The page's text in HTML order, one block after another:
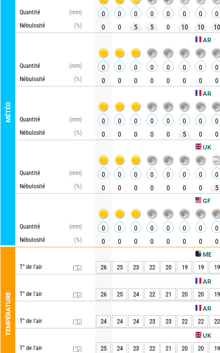
MÉTÉO
Quantité
(mm)
Nébulosité
(%)
AROME HD
Quantité
(mm)
Nébulosité
(%)
Quantité
(mm)
Nébulosité
(%)
UKMO
Quantité
(mm)
Nébulosité
(%)
Quantité
(mm)
Nébulosité
(%)
TEMPÉRATURE
METEO
T° de l'air (°C)
AROME HD
T° de l'air (°C)
T° de l'air (°C)
UKMO
T° de l'air (°C)
0 0 0 0 0 0 0
0
0
0 5 5 0 10 10 10
0 0 0 0 0 0 0
0
0
0 0 0 0 0 0 0
0 0 0 0 0 0 0
0
0
0 0 0 0 5 0 0
0 0 0 0 0 0 0
0
0
0 0 0 0 0 0 5
0 0 0 0 0 0 0
0
0
0 0 0 0 0 0 0
26 25 23 22 20 19 19 19
26 25 24 22 21 20 20 19
24 24 24 23 23 22 22 22
25 24 23 22 21 20 20 19